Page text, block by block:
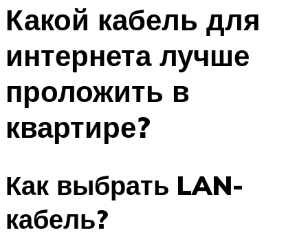
Меню
Какой кабель для
интернета лучше
проложить в
квартире?
Как выбрать LAN-
кабель?